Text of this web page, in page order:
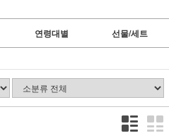
연령대별
선물/세트